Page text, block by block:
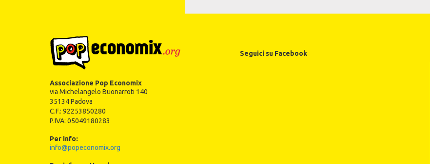
Associazione Pop Economix
via Michelangelo Buonarroti 140
35134 Padova
C.F.: 92253850280
P.IVA: 05049180283
Per info:
info@popeconomix.org
Seguici su Facebook